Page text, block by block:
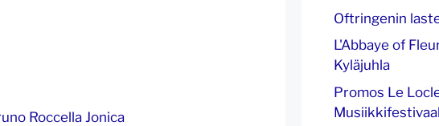
Roccella Jonica
Oftringenin
L'Abbaye of
Kyläjuhla
Promos Le